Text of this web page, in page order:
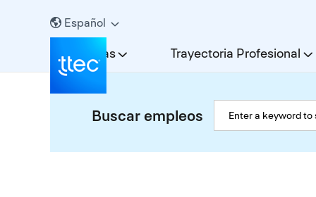
Español
Carreras Trayectoria Profesional
Buscar empleos